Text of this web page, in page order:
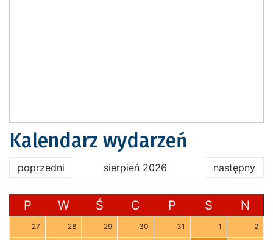
Kalendarz wydarzeń
poprzedni sierpień 2026 następny
P W Ś C P S N
27 28 29 30 31 1 2